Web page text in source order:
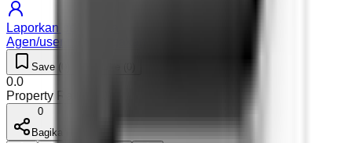
Laporkan pengguna
Agen/user mencurigakan
Save (
0.0
Property Rating (
0
Bagikan